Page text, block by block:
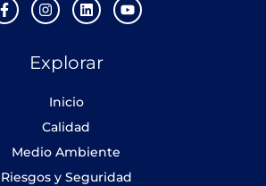
F
a
I
n
a
a
m
L
i
e
Y
o
Explorar
Inicio
Calidad
Medio Ambiente
Riesgos y Seguridad